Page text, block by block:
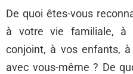
De quoi êtes-vous
à votre vie familiale, à
conjoint, à vos enfants,
avec vous-même ? De